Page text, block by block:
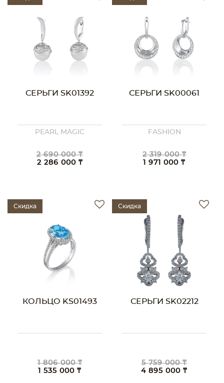
СЕРЬГИ SK01392
PEARL MAGIC
2 690 000 ₸
2 286 000 ₸
СЕРЬГИ SK00061
FASHION
2 319 000 ₸
1 971 000 ₸
Скидка
КОЛЬЦО KS01493
1 806 000 ₸
1 535 000 ₸
Скидка
СЕРЬГИ SK02212
5 759 000 ₸
4 895 000 ₸